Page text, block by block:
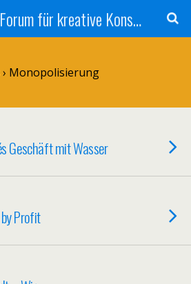
Konsumpf - Forum für kreative Konsumkritik - Culture Jamming, Nachhaltigkeit, Konzernkritik, Adbusting
› Monopolisierung
Geschäft mit Wasser
Profit